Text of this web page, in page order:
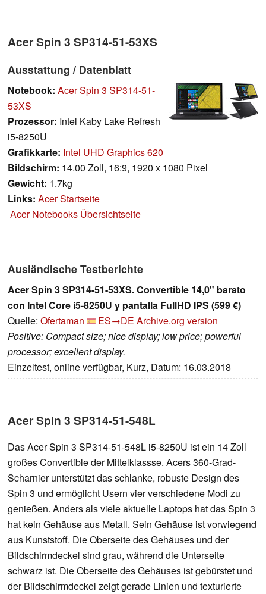
Acer Spin 3 SP314-51-53XS
Ausstattung / Datenblatt
Notebook: Acer Spin 3 SP314-51-
53XS
Prozessor: Intel Kaby Lake Refresh
i5-8250U
Grafikkarte: Intel UHD Graphics 620
Bildschirm: 14.00 Zoll, 16:9, 1920 x 1080 Pixel
Gewicht: 1.7kg
Links: Acer Startseite
Acer Notebooks Übersichtseite
Ausländische Testberichte
Acer Spin 3 SP314-51-53XS. Convertible 14,0" barato
con Intel Core i5-8250U y pantalla FullHD IPS (599 €)
Quelle: Ofertaman ES→DE Archive.org version
Positive: Compact size; nice display; low price; powerful
processor; excellent display.
Einzeltest, online verfügbar, Kurz, Datum: 16.03.2018
Acer Spin 3 SP314-51-548L
Das Acer Spin 3 SP314-51-548L i5-8250U ist ein 14 Zoll
großes Convertible der Mittelklassse. Acers 360-Grad-
Scharnier unterstützt das schlanke, robuste Design des
Spin 3 und ermöglicht Usern vier verschiedene Modi zu
genießen. Anders als viele aktuelle Laptops hat das Spin 3
hat kein Gehäuse aus Metall. Sein Gehäuse ist vorwiegend
aus Kunststoff. Die Oberseite des Gehäuses und der
Bildschirmdeckel sind grau, während die Unterseite
schwarz ist. Die Oberseite des Gehäuses ist gebürstet und
der Bildschirmdeckel zeigt gerade Linien und texturierte